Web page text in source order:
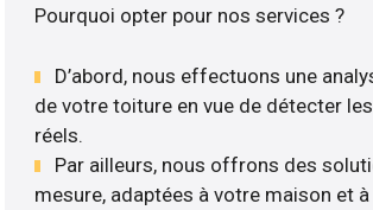
Pourquoi opter pour nos services ?
D’abord, nous effectuons une
de votre toiture en vue de détecter
réels.
Par ailleurs, nous offrons des
mesure, adaptées à votre maison et